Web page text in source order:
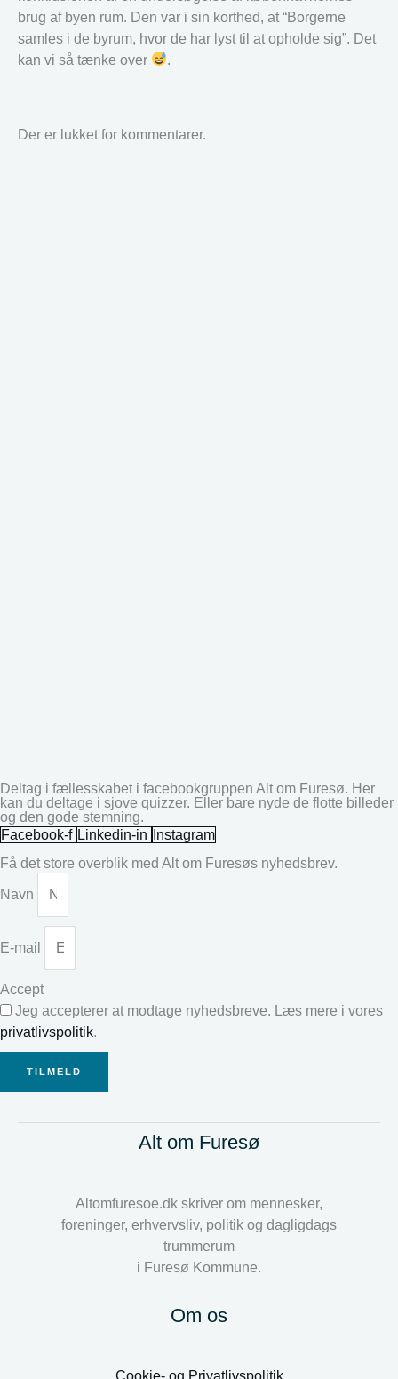
brug af byen rum. Den var i sin korthed, at “Borgerne
samles i de byrum, hvor de har lyst til at opholde sig”. Det
kan vi så tænke over
.
Der er lukket for kommentarer.
Deltag i fællesskabet i facebookgruppen Alt om Furesø. Her
kan du deltage i sjove quizzer. Eller bare nyde de flotte billeder
og den gode stemning.
Facebook-f Linkedin-in
Instagram
Få det store overblik med Alt om Furesøs nyhedsbrev.
Navn
E-mail
Accept
Jeg accepterer at modtage nyhedsbreve. Læs mere i vores
privatlivspolitik.
TILMELD
Alt om Furesø
Altomfuresoe.dk skriver om mennesker,
foreninger, erhvervsliv, politik og dagligdags
trummerum
i Furesø Kommune.
Om os